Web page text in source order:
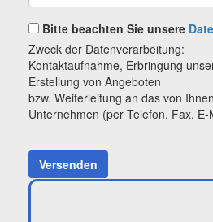
Bitte beachten Sie unsere
Zweck der Datenverarbeitung:
Kontaktaufnahme, Erbringung
Erstellung von Angeboten
bzw. Weiterleitung an das von
Unternehmen (per Telefon, Fax, E-
Versenden